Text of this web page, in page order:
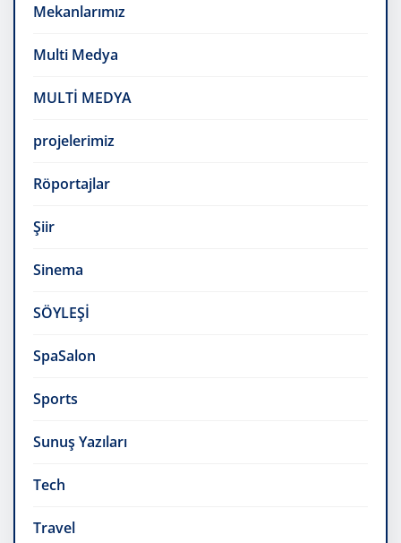
Mekanlarımız
Multi Medya
MULTİ MEDYA
projelerimiz
Röportajlar
Şiir
Sinema
SÖYLEŞİ
SpaSalon
Sports
Sunuş Yazıları
Tech
Travel